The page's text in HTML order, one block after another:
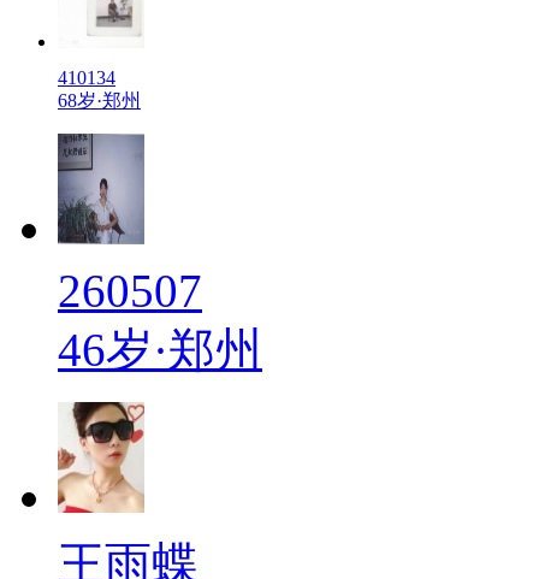
410134
68岁·郑州
260507
46岁·郑州
王雨蝶